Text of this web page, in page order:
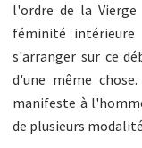
l'ordre de la
féminité intérieure
s'arranger sur ce
d'une même
manifeste à
de plusieurs